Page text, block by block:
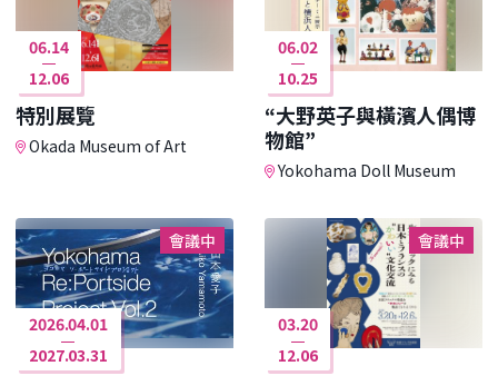
06.14
12.06
特別展覽
Okada Museum of Art
06.02
10.25
“大野英子與橫濱人偶博
物館”
Yokohama Doll Museum
會議中
2026.04.01
2027.03.31
會議中
03.20
12.06